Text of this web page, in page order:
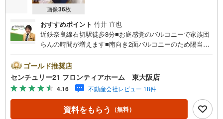
画像36枚
おすすめポイント 竹井 直也
近鉄奈良線石切駅徒歩8分■お庭感覚のバルコニーで家族団
らんの時間が増えます■南向き2面バルコニーのため陽当た
内にスーパーやコンビニがあり、便利な立地！・リビング
横にある5.5帖の和室は客間や子どもの遊び場、昼寝スペー
スなど用途多彩・2沿線利用可能で通勤や通学にも便利で
す・ご家族の様子を見ながら料理ができる対面式キッチン
立地・石切東小学校まで徒歩約16分・石切中学校まで徒歩
約9分 弊社が選ばれる理由 1.お金の扱い方のプロ、ファイ
ゴールド推奨店
センチュリー21 フロンティアホーム 東大阪店
4.16 不動産会社レビュー 18件
資料をもらう （無料）